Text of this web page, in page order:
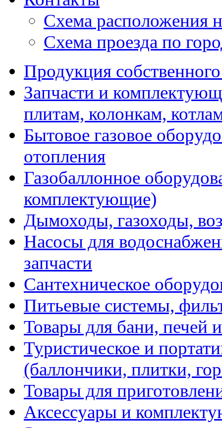
Схема расположения
Схема проезда по
Продукция
Запчасти и
плитам, колонкам,
Бытовое газовое
отопления
Газобаллонное
комплектующие)
Дымоходы, газоходы,
Насосы для
запчасти
Сантехническое
Питьевые системы,
Товары для бани, печей
Туристическое и
(баллончики, плитки,
Товары для
Аксессуары и